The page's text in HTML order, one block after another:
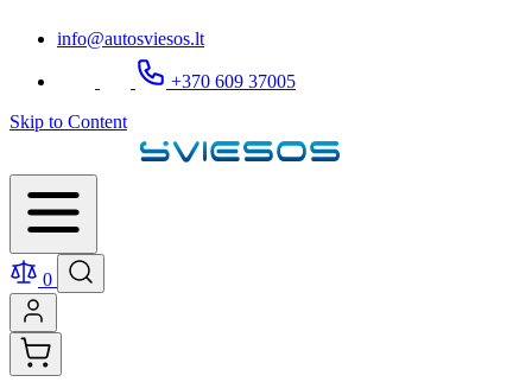
info@autosviesos.lt
+370 609 37005
Skip to Content
0